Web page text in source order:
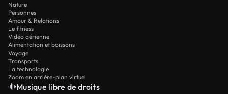
Nature
Personnes
Amour & Relations
Le fitness
Vidéo aérienne
Alimentation et boissons
Voyage
Transports
La technologie
Zoom en arrière-plan virtuel
Musique libre de droits